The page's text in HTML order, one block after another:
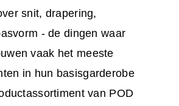
snit, drapering,
- de dingen waar
vaak het meeste
in hun basisgarderobe
van POD